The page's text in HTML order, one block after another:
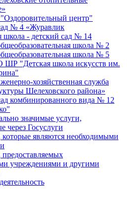
центр"
№ 4 «Журавлик
школа - детский сад № 14
школа № 2
школа № 5
"Детская школа искусств им.
хозяйственная служба
Шелеховского района»
комбинированного вида № 12
значимые услуги,
через Госуслуги
которые являются необходимыми
предоставляемых
учреждениями и другими